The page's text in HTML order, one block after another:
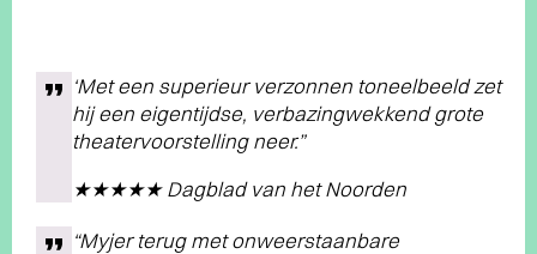
‘Met een superieur verzonnen toneelbeeld zet
hij een eigentijdse, verbazingwekkend grote
theatervoorstelling neer.”
★★★★★ Dagblad van het Noorden
“Myjer terug met onweerstaanbare